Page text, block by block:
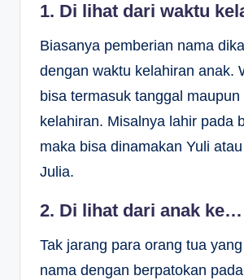
1. Di lihat dari waktu
Biasanya pemberian nama
dengan waktu kelahiran anak.
bisa termasuk tanggal maupun
kelahiran. Misalnya lahir pada
maka bisa dinamakan Yuli
Julia.
2. Di lihat dari anak ke…
Tak jarang para orang tua
nama dengan berpatokan